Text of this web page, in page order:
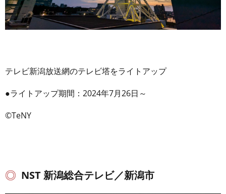
テレビ新潟放送網のテレビ塔をライトアップ
●ライトアップ期間：2024年7月26日～
©TeNY
NST 新潟総合テレビ／新潟市